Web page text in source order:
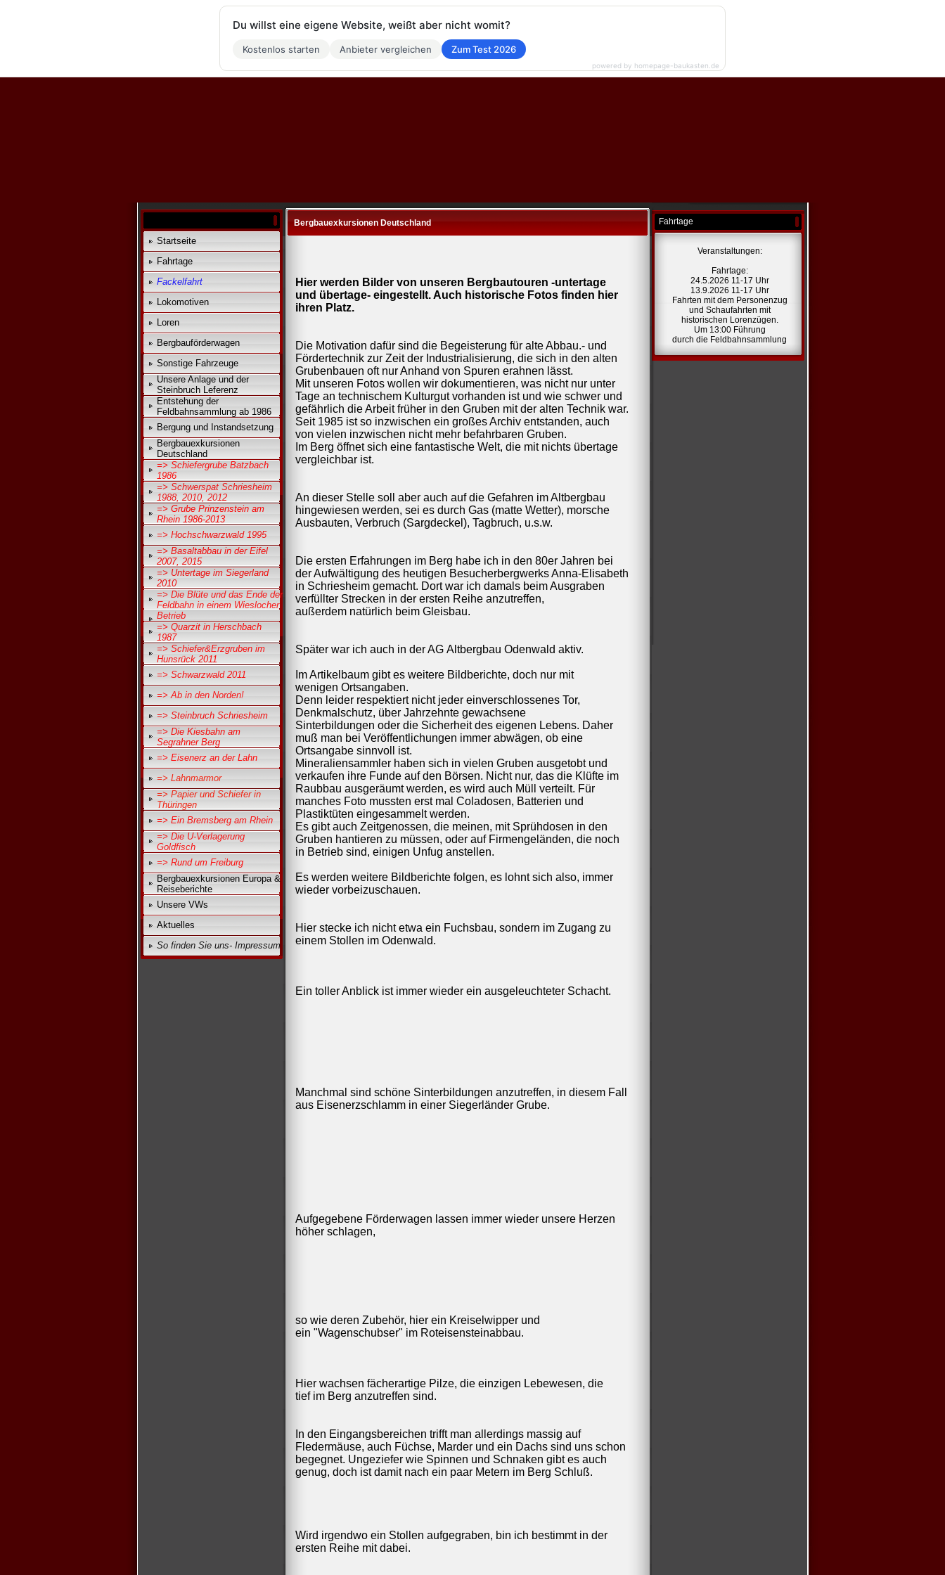
Startseite
Fahrtage
Fackelfahrt
Lokomotiven
Loren
Bergbauförderwagen
Sonstige Fahrzeuge
Unsere Anlage und der
Steinbruch Leferenz
Entstehung der
Feldbahnsammlung ab 1986
Bergung und Instandsetzung
Bergbauexkursionen
Deutschland
=> Schiefergrube Batzbach
1986
=> Schwerspat Schriesheim
1988, 2010, 2012
=> Grube Prinzenstein am
Rhein 1986-2013
=> Hochschwarzwald 1995
=> Basaltabbau in der Eifel
2007, 2015
=> Untertage im Siegerland
2010
=> Die Blüte und das Ende der
Feldbahn in einem Wieslocher
Betrieb
=> Quarzit in Herschbach
1987
=> Schiefer&Erzgruben im
Hunsrück 2011
=> Schwarzwald 2011
=> Ab in den Norden!
=> Steinbruch Schriesheim
=> Die Kiesbahn am
Segrahner Berg
=> Eisenerz an der Lahn
=> Lahnmarmor
=> Papier und Schiefer in
Thüringen
=> Ein Bremsberg am Rhein
=> Die U-Verlagerung
Goldfisch
=> Rund um Freiburg
Bergbauexkursionen Europa &
Reiseberichte
Unsere VWs
Aktuelles
So finden Sie uns- Impressum
Bergbauexkursionen Deutschland
Hier werden Bilder von unseren Bergbautouren -untertage
und übertage- eingestellt. Auch historische Fotos finden hier
ihren Platz.
Die Motivation dafür sind die Begeisterung für alte Abbau.- und
Fördertechnik zur Zeit der Industrialisierung, die sich in den alten
Grubenbauen oft nur Anhand von Spuren erahnen lässt.
Mit unseren Fotos wollen wir dokumentieren, was nicht nur unter
Tage an technischem Kulturgut vorhanden ist und wie schwer und
gefährlich die Arbeit früher in den Gruben mit der alten Technik war.
Seit 1985 ist so inzwischen ein großes Archiv entstanden, auch
von vielen inzwischen nicht mehr befahrbaren Gruben.
Im Berg öffnet sich eine fantastische Welt, die mit nichts übertage
vergleichbar ist.
An dieser Stelle soll aber auch auf die Gefahren im Altbergbau
hingewiesen werden, sei es durch Gas (matte Wetter), morsche
Ausbauten, Verbruch (Sargdeckel), Tagbruch, u.s.w.
Die ersten Erfahrungen im Berg habe ich in den 80er Jahren bei
der Aufwältigung des heutigen Besucherbergwerks Anna-Elisabeth
in Schriesheim gemacht. Dort war ich damals beim Ausgraben
verfüllter Strecken in der ersten Reihe anzutreffen,
außerdem natürlich beim Gleisbau.
Später war ich auch in der AG Altbergbau Odenwald aktiv.
Im Artikelbaum gibt es weitere Bildberichte, doch nur mit
wenigen Ortsangaben.
Denn leider respektiert nicht jeder einverschlossenes Tor,
Denkmalschutz, über Jahrzehnte gewachsene
Sinterbildungen oder die Sicherheit des eigenen Lebens. Daher
muß man bei Veröffentlichungen immer abwägen, ob eine
Ortsangabe sinnvoll ist.
Mineraliensammler haben sich in vielen Gruben ausgetobt und
verkaufen ihre Funde auf den Börsen. Nicht nur, das die Klüfte im
Raubbau ausgeräumt werden, es wird auch Müll verteilt. Für
manches Foto mussten erst mal Coladosen, Batterien und
Plastiktüten eingesammelt werden.
Es gibt auch Zeitgenossen, die meinen, mit Sprühdosen in den
Gruben hantieren zu müssen, oder auf Firmengeländen, die noch
in Betrieb sind, einigen Unfug anstellen.
Es werden weitere Bildberichte folgen, es lohnt sich also, immer
wieder vorbeizuschauen.
Hier stecke ich nicht etwa ein Fuchsbau, sondern im Zugang zu
einem Stollen im Odenwald.
Ein toller Anblick ist immer wieder ein ausgeleuchteter Schacht.
Manchmal sind schöne Sinterbildungen anzutreffen, in diesem Fall
aus Eisenerzschlamm in einer Siegerländer Grube.
Aufgegebene Förderwagen lassen immer wieder unsere Herzen
höher schlagen,
so wie deren Zubehör, hier ein Kreiselwipper und
ein "Wagenschubser" im Roteisensteinabbau.
Hier wachsen fächerartige Pilze, die einzigen Lebewesen, die
tief im Berg anzutreffen sind.
In den Eingangsbereichen trifft man allerdings massig auf
Fledermäuse, auch Füchse, Marder und ein Dachs sind uns schon
begegnet. Ungeziefer wie Spinnen und Schnaken gibt es auch
genug, doch ist damit nach ein paar Metern im Berg Schluß.
Wird irgendwo ein Stollen aufgegraben, bin ich bestimmt in der
ersten Reihe mit dabei.
Fahrtage
Veranstaltungen:
Fahrtage:
24.5.2026 11-17 Uhr
13.9.2026 11-17 Uhr
Fahrten mit dem Personenzug
und Schaufahrten mit
historischen Lorenzügen.
Um 13:00 Führung
durch die Feldbahnsammlung
Du willst eine eigene Website, weißt aber nicht womit?
Kostenlos starten Anbieter vergleichen Zum Test 2026
powered by homepage-baukasten.de